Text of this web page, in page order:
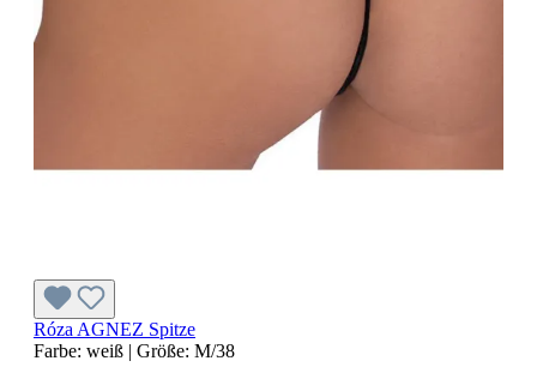
Róza AGNEZ Spitze
Farbe: weiß | Größe: M/38